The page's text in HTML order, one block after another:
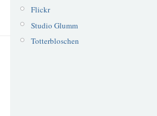
Flickr
Studio Glumm
Totterbloschen